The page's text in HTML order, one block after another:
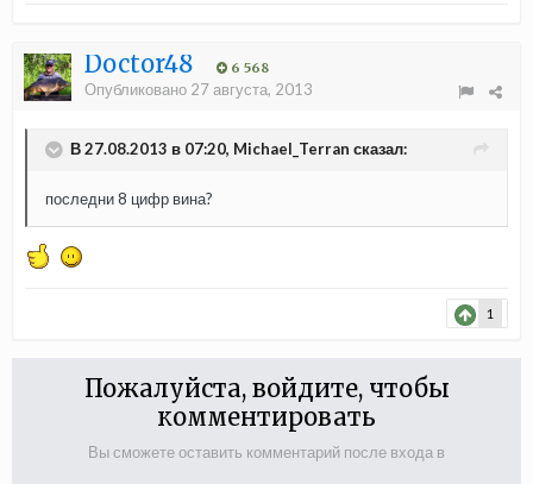
Doctor48 6 568
Опубликовано 27 августа, 2013
В 27.08.2013 в 07:20, Michael_Terran сказал:
последни 8 цифр вина?
1
Пожалуйста, войдите, чтобы
комментировать
Вы сможете оставить комментарий после входа в